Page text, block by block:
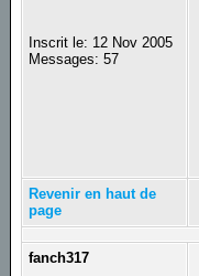
Inscrit le: 12 Nov 2005
Messages: 57
Revenir en haut de
page
fanch317